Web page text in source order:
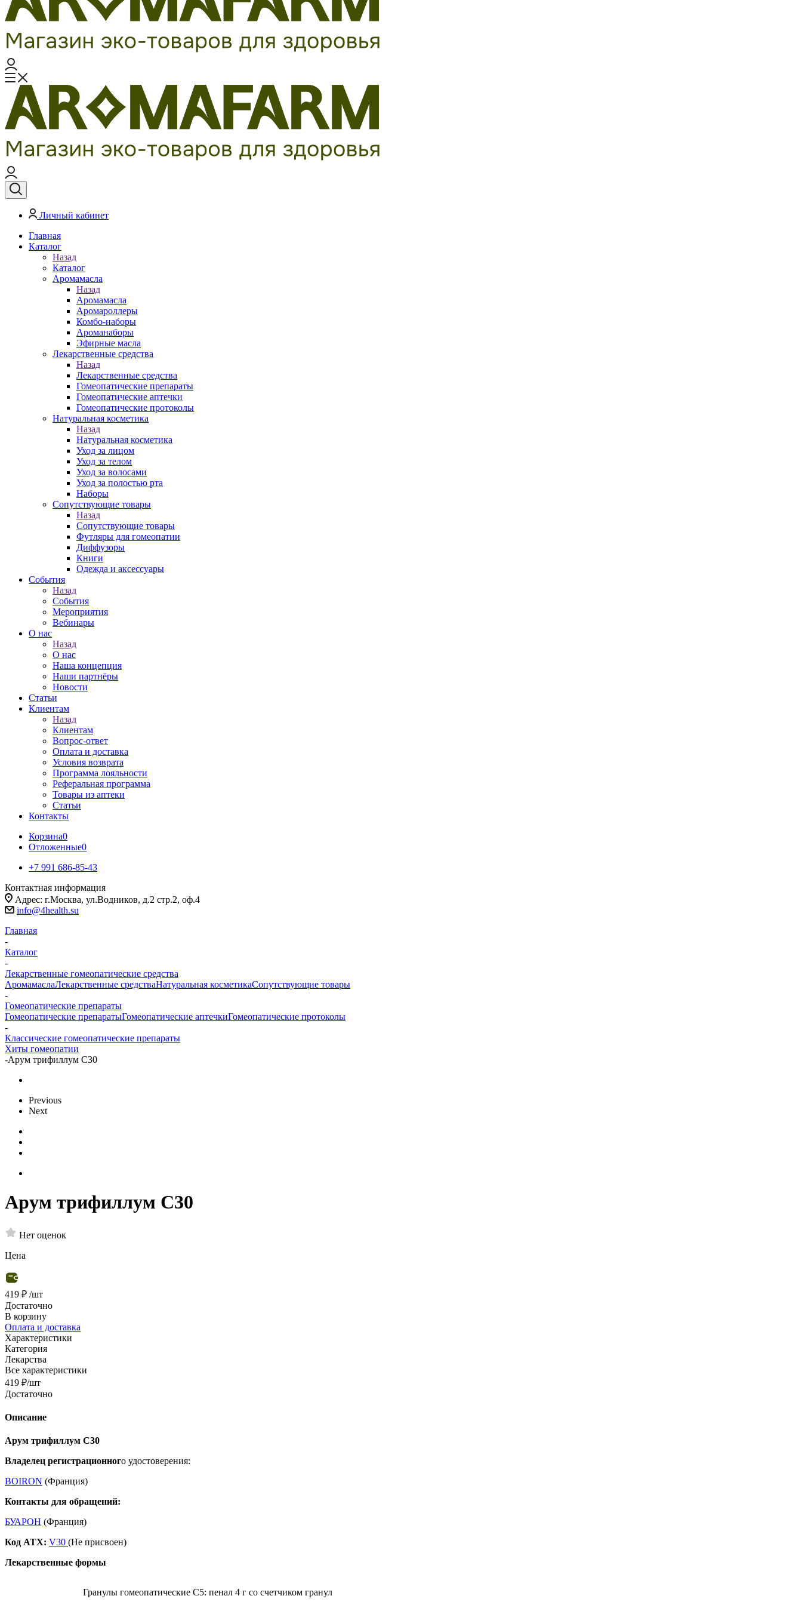
Личный кабинет
Главная
Каталог
Назад
Каталог
Аромамасла
Назад
Аромамасла
Аромароллеры
Комбо-наборы
Ароманаборы
Эфирные масла
Лекарственные средства
Назад
Лекарственные средства
Гомеопатические препараты
Гомеопатические аптечки
Гомеопатические протоколы
Натуральная косметика
Назад
Натуральная косметика
Уход за лицом
Уход за телом
Уход за волосами
Уход за полостью рта
Наборы
Сопутствующие товары
Назад
Сопутствующие товары
Футляры для гомеопатии
Диффузоры
Книги
Одежда и аксессуары
События
Назад
События
Мероприятия
Вебинары
О нас
Назад
О нас
Наша концепция
Наши партнёры
Новости
Статьи
Клиентам
Назад
Клиентам
Вопрос-ответ
Оплата и доставка
Условия возврата
Программа лояльности
Реферальная программа
Товары из аптеки
Статьи
Контакты
Корзина0
Отложенные0
+7 991 686-85-43
Контактная информация
Адрес: г.Москва, ул.Водников, д.2 стр.2, оф.4
info@4health.su
Главная
-
Каталог
-
Лекарственные гомеопатические средства
АромамаслаЛекарственные средстваНатуральная косметикаСопутствующие товары
-
Гомеопатические препараты
Гомеопатические препаратыГомеопатические аптечкиГомеопатические протоколы
-
Классические гомеопатические препараты
Хиты гомеопатии
-Арум трифиллум С30
Previous
Next
Арум трифиллум С30
Нет оценок
Цена
419 ₽ /шт
Достаточно
В корзину
Оплата и доставка
Характеристики
Категория
Лекарства
Все характеристики
419 ₽/шт
Достаточно
Описание
Арум трифиллум С30
Владелец регистрационного удостоверения:
BOIRON (Франция)
Контакты для обращений:
БУАРОН (Франция)
Код ATX: V30 (Не присвоен)
Лекарственные формы
Гранулы гомеопатические C5: пенал 4 г со счетчиком гранул